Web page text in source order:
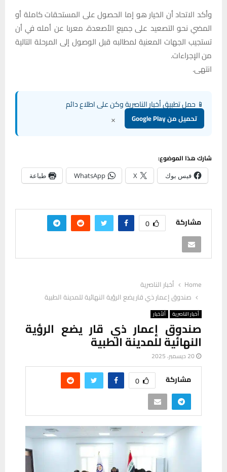
وأكد الاتحاد أن الخيار هو إما الحصول على المستحقات كاملة أو
المضي نحو التصعيد على جميع الأصعدة، معربا عن أمله في أن
تستجيب الجهات المعنية لمطالبه قبل الوصول إلى المرحلة التالية
من الإجراءات.
انتهى.
📱 حمل تطبيق أخبار الناصرية وكن على اطلاع دائم
تحميل من Google Play ×
شارك هذا الموضوع:
فيس بوك X
WhatsApp طباعة
مشاركة 0
Home
أخبار الناصرية
صندوق إعمار ذي قار يضع الرؤية النهائية للمدينة الطبية
أخبار الناصرية ألأخبار
صندوق إعمار ذي قار يضع الرؤية
النهائية للمدينة الطبية
20 ديسمبر، 2025
مشاركة 0